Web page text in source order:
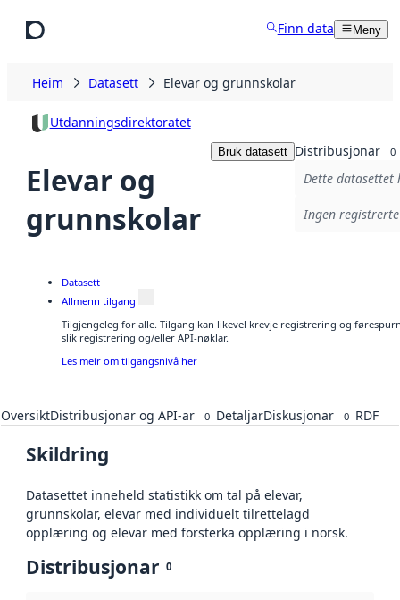
Finn data Meny
Heim Datasett Elevar og grunnskolar
Utdanningsdirektoratet
Elevar og
grunnskolar
Bruk datasett Distribusjonar 0
Dette
Ingen
Datasett
Allmenn tilgang
Tilgjengeleg for alle. Tilgang kan likevel krevje registrering og
slik registrering og/eller API-nøklar.
Les meir om tilgangsnivå her
OversiktDistribusjonar og API-ar 0 DetaljarDiskusjonar 0 RDF
Skildring
Datasettet inneheld statistikk om tal på elevar,
grunnskolar, elevar med individuelt tilrettelagd
opplæring og elevar med forsterka opplæring i norsk.
Distribusjonar 0